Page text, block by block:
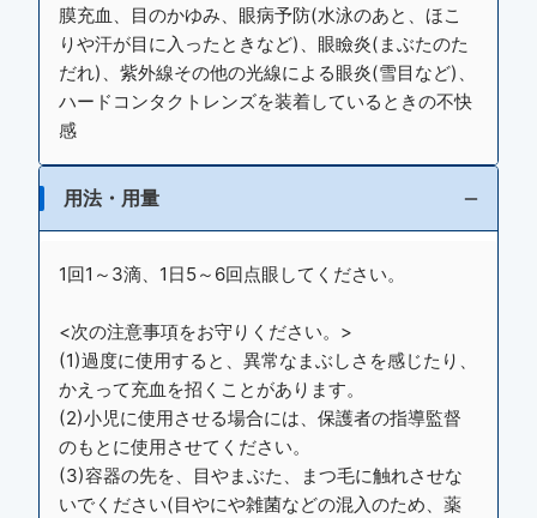
膜充血、目のかゆみ、眼病予防(水泳のあと、ほこ
りや汗が目に入ったときなど)、眼瞼炎(まぶたのた
だれ)、紫外線その他の光線による眼炎(雪目など)、
ハードコンタクトレンズを装着しているときの不快
感
用法・用量
1回1～3滴、1日5～6回点眼してください。
<次の注意事項をお守りください。>
(1)過度に使用すると、異常なまぶしさを感じたり、
かえって充血を招くことがあります。
(2)小児に使用させる場合には、保護者の指導監督
のもとに使用させてください。
(3)容器の先を、目やまぶた、まつ毛に触れさせな
いでください(目やにや雑菌などの混入のため、薬